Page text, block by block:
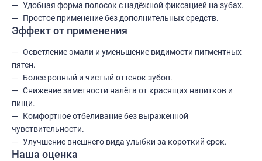
Удобная форма полосок с надёжной фиксацией на зубах.
Простое применение без дополнительных средств.
Эффект от применения
Осветление эмали и уменьшение видимости пигментных
пятен.
Более ровный и чистый оттенок зубов.
Снижение заметности налёта от красящих напитков и
пищи.
Комфортное отбеливание без выраженной
чувствительности.
Улучшение внешнего вида улыбки за короткий срок.
Наша оценка